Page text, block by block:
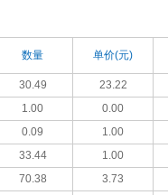
数量 单价(元)
30.49 23.22
1.00 0.00
0.09 1.00
33.44 1.00
70.38 3.73